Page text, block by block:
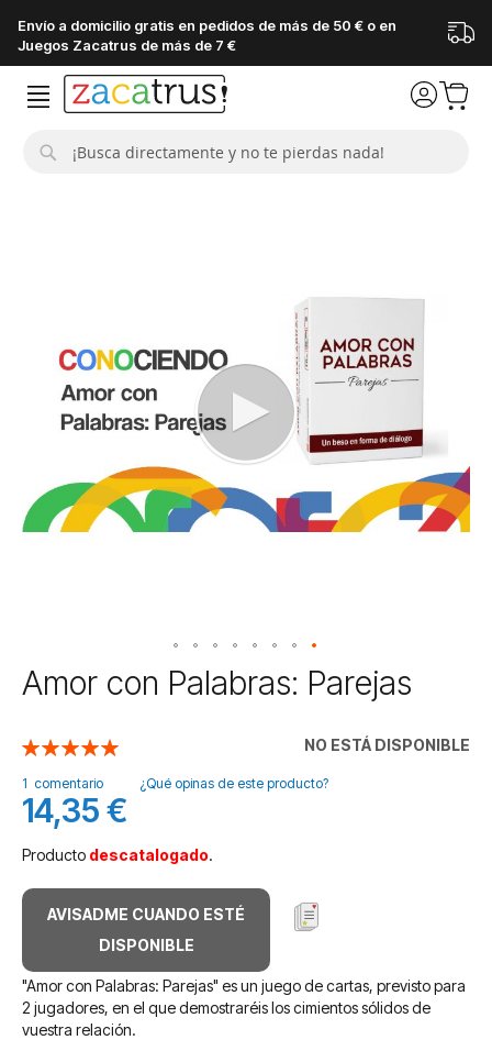
Envío a domicilio gratis en pedidos de más de 50 € o en
Juegos Zacatrus de más de 7 €
imágenes
Saltar
al
de
la
galería
de
imágenes
Amor con Palabras: Parejas
NO ESTÁ DISPONIBLE
Valoración:
1 comentario ¿Qué opinas de este producto?
14,35 €
Producto descatalogado.
AVISADME CUANDO ESTÉ
DISPONIBLE
"Amor con Palabras: Parejas" es un juego de cartas, previsto para
2 jugadores, en el que demostraréis los cimientos sólidos de
vuestra relación.